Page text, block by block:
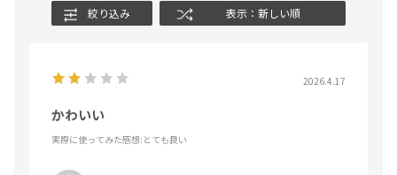
絞り込み 表示：新しい順
2026.4.17
かわいい
実際に使ってみた感想:とても良い